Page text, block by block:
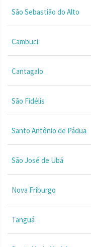
São Sebastião do Alto
Cambuci
Cantagalo
São Fidélis
Santo Antônio de Pádua
São José de Ubá
Nova Friburgo
Tanguá